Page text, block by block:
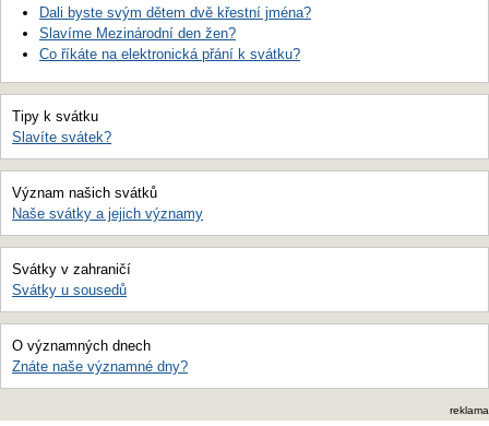
Dali byste svým dětem dvě křestní jména?
Slavíme Mezinárodní den žen?
Co říkáte na elektronická přání k svátku?
Tipy k svátku
Slavíte svátek?
Význam našich svátků
Naše svátky a jejich významy
Svátky v zahraničí
Svátky u sousedů
O významných dnech
Znáte naše významné dny?
reklama